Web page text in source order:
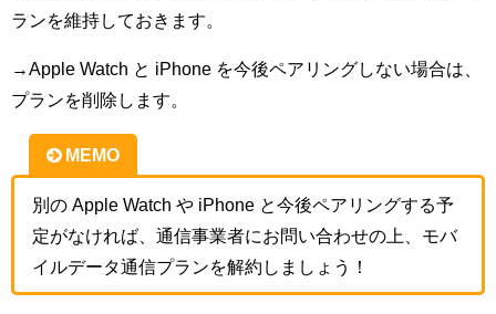
ランを維持しておきます。
→Apple Watch と iPhone を今後ペアリングしない場合は、
プランを削除します。
MEMO
別の Apple Watch や iPhone と今後ペアリングする予
定がなければ、通信事業者にお問い合わせの上、モバ
イルデータ通信プランを解約しましょう！